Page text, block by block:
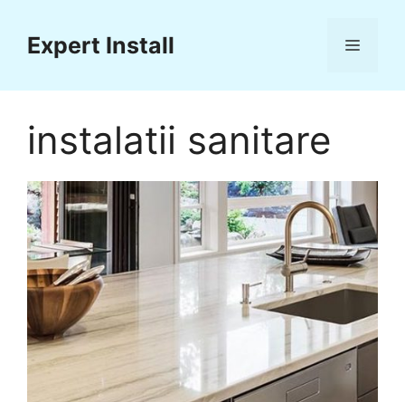
conținutExpert Install Meniu
instalatii sanitare